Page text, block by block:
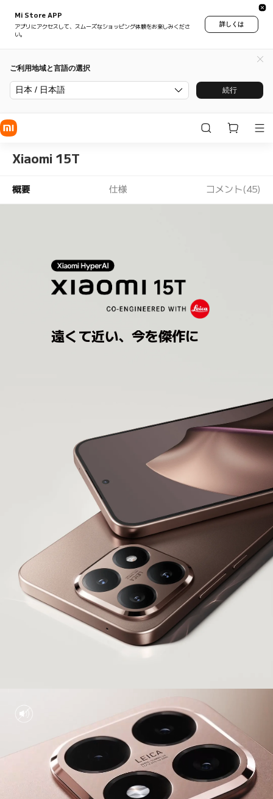
Mi Store APP
アプリにアクセスして、スムーズなショッピング体験をお楽しみくださ
い。
詳しくは
ご利用地域と言語の選択
日本 / 日本語 続行
Xiaomi 15T
概要 仕様 コメント(45)
遠くて近い、今を傑作に